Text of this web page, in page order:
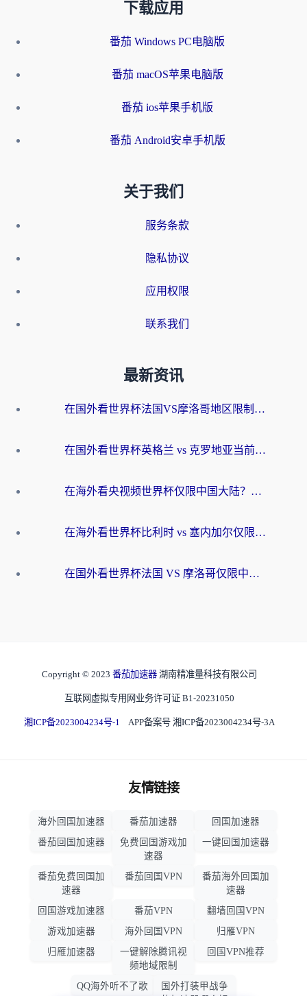
下载应用
番茄 Windows PC电脑版
番茄 macOS苹果电脑版
番茄 ios苹果手机版
番茄 Android安卓手机版
关于我们
服务条款
隐私协议
应用权限
联系我们
最新资讯
在国外看世界杯法国VS摩洛哥地区限制？这篇指南让你流畅看中文解说无压力
在国外看世界杯英格兰 vs 克罗地亚当前地区不可播放？这篇指南帮你搞定所有海外观赛难题
在海外看央视频世界杯仅限中国大陆？这篇指南帮你解锁中文解说+无卡顿直播
在海外看世界杯比利时 vs 塞内加尔仅限中国大陆？我找到了最流畅的中文解说之路
在国外看世界杯法国 VS 摩洛哥仅限中国大陆？海外党这样看中文解说赛事不卡顿
Copyright © 2023 番茄加速器 湖南精准量科技有限公司
互联网虚拟专用网业务许可证 B1-20231050
湘ICP备2023004234号-1 APP备案号 湘ICP备2023004234号-3A
友情链接
海外回国加速器 番茄加速器
回国加速器
番茄回国加速器
免费回国游戏加
速器
一键回国加速器
番茄免费回国加
速器
番茄回国VPN
番茄海外回国加
速器
回国游戏加速器
番茄VPN
翻墙回国VPN
游戏加速器
海外回国VPN
归雁VPN
归雁加速器
一键解除腾讯视
频地域限制
回国VPN推荐
QQ海外听不了歌
国外打装甲战争